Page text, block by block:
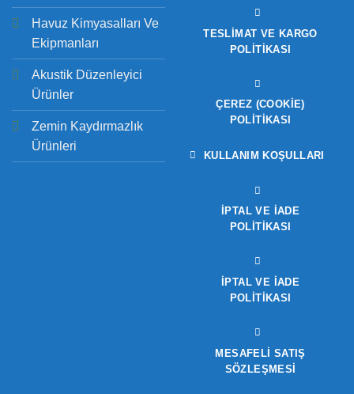
Havuz Kimyasalları Ve
Ekipmanları
Akustik Düzenleyici
Ürünler
Zemin Kaydırmazlık
Ürünleri
TESLIMAT VE KARGO
POLITIKASI
ÇEREZ (COOKIE)
POLITIKASI
KULLANIM KOŞULLARI
İPTAL VE İADE
POLITIKASI
İPTAL VE İADE
POLITIKASI
MESAFELİ SATIŞ
SÖZLEŞMESİ